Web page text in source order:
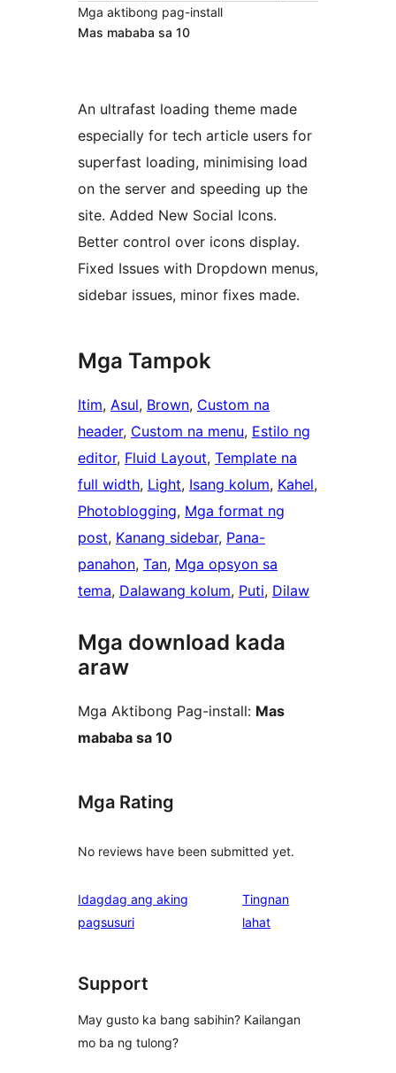
Mga aktibong pag-install
Mas mababa sa 10
An ultrafast loading theme made
especially for tech article users for
superfast loading, minimising load
on the server and speeding up the
site. Added New Social Icons.
Better control over icons display.
Fixed Issues with Dropdown menus,
sidebar issues, minor fixes made.
Mga Tampok
Itim, Asul, Brown, Custom na
header, Custom na menu, Estilo ng
editor, Fluid Layout, Template na
full width, Light, Isang kolum, Kahel
Photoblogging, Mga format ng
post, Kanang sidebar, Pana-
panahon, Tan, Mga opsyon sa
tema, Dalawang kolum, Puti, Dilaw
Mga download kada
araw
Mga Aktibong Pag-install: Mas
mababa sa 10
Mga Rating
No reviews have been submitted yet.
Idagdag ang aking
pagsusuri
Tingnan
lahatng
Support
May gusto ka bang sabihin? Kailangan
mo ba ng tulong?